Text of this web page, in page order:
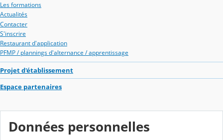
Les formations
Actualités
Contacter
S'inscrire
Restaurant d'application
PFMP / plannings d'alternance / apprentissage
Projet d'établissement
Espace partenaires
Données personnelles